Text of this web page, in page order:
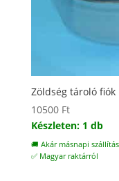
Zöldség tároló fiók
10500 Ft
Készleten: 1 db
🚚 Akár másnapi szállítás
✅ Magyar raktárról